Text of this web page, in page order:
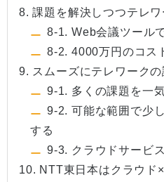
8. 課題を解決しつつテレ
8-1. Web会議ツール
8-2. 4000万円のコス
9. スムーズにテレワーク
9-1. 多くの課題を一
9-2. 可能な範囲で少
する
9-3. クラウドサービ
10. NTT東日本はクラウド